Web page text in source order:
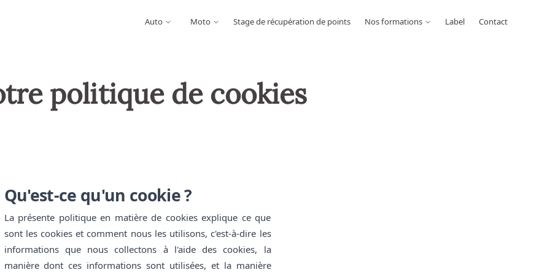
Auto Moto Stage de récupération de points Nos formations Label Contact
politique de cookies
Qu'est-ce qu'un cookie ?
La présente politique en matière de cookies explique ce que
sont les cookies et comment nous les utilisons, c'est-à-dire les
informations que nous collectons à l'aide des cookies, la
manière dont ces informations sont utilisées, et la manière